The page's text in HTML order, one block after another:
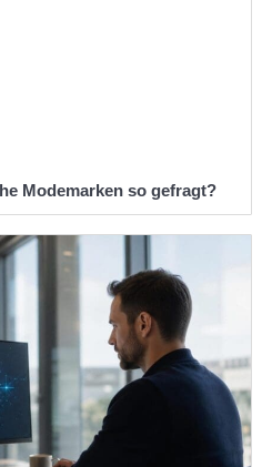
Modemarken so gefragt?